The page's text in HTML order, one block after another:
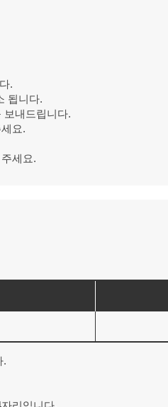
.
됩니다.
내드립니다.
요.
세요.
리입니다.